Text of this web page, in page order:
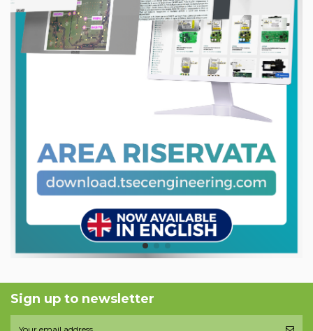
Sign up to newsletter